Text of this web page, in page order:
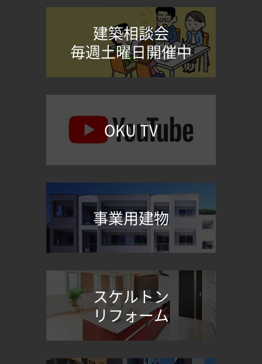
建築相談会
毎週土曜日開催中
OKU TV
事業用建物
スケルトン
リフォーム